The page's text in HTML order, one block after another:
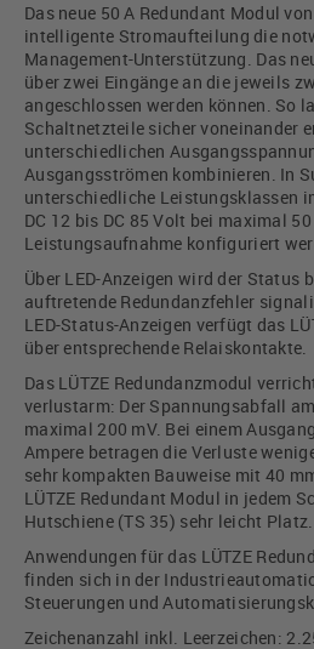
Das neue 50 A Redundant Modul
intelligente Stromaufteilung die
Management-Unterstützung. Das
über zwei Eingänge an die jeweils
angeschlossen werden können. So
Schaltnetzteile sicher voneinander
unterschiedlichen
Ausgangsströmen kombinieren. In
unterschiedliche Leistungsklassen
DC 12 bis DC 85 Volt bei maximal
Leistungsaufnahme konfiguriert
Über LED-Anzeigen wird der Status
auftretende Redundanzfehler
LED-Status-Anzeigen verfügt das
über entsprechende Relaiskontakte.
Das LÜTZE Redundanzmodul
verlustarm: Der Spannungsabfall
maximal 200 mV. Bei einem
Ampere betragen die Verluste
sehr kompakten Bauweise mit 40
LÜTZE Redundant Modul in jedem
Hutschiene (TS 35) sehr leicht Platz.
Anwendungen für das LÜTZE
finden sich in der
Steuerungen und
Zeichenanzahl inkl. Leerzeichen: